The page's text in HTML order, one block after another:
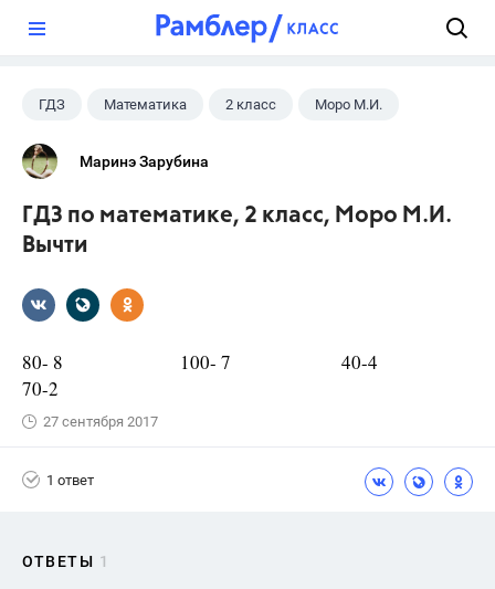
ГДЗ Математика 2 класс Моро М.И.
Маринэ Зарубина
ГДЗ по математике, 2 класс, Моро М.И.
Вычти
80- 8 100- 7 40-4
70-2
27 сентября 2017
1 ответ
ОТВЕТЫ 1